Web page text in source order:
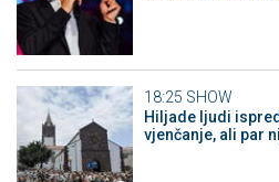
18:25 SHOW
Hiljade ljudi
vjenčanje, ali par